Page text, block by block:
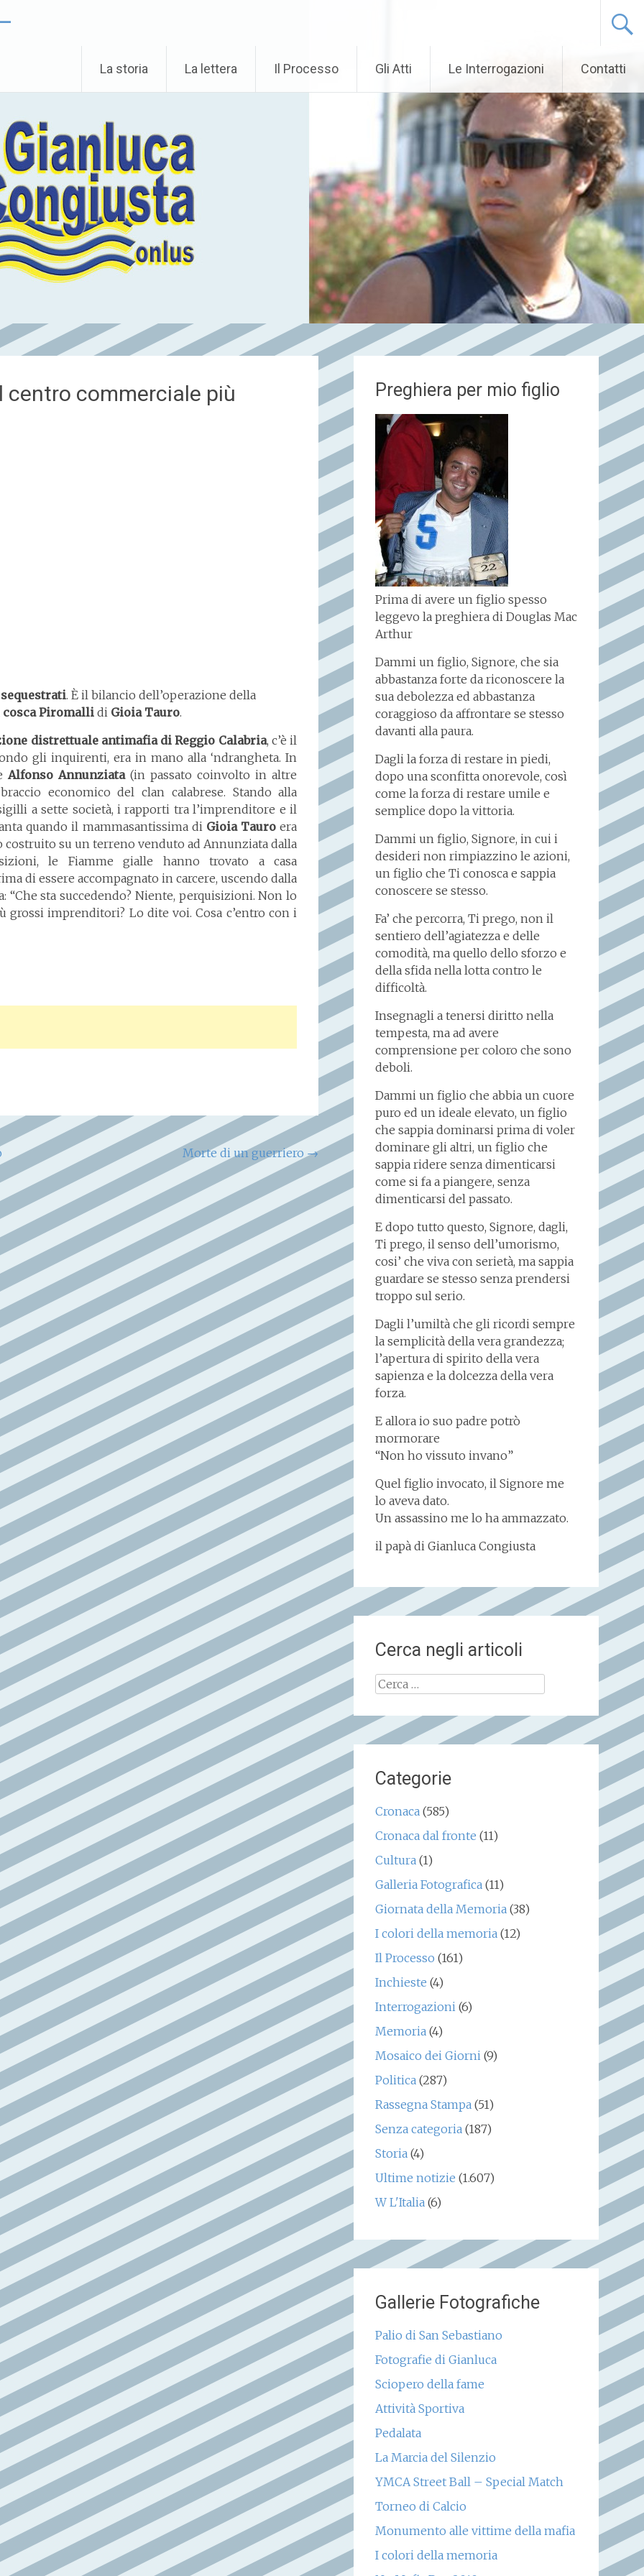
La storia La lettera Il Processo Gli Atti Le Interrogazioni Contatti
centro commerciale più
. È il bilancio dell’operazione della
cosca Piromalli di Gioia Tauro.
distrettuale antimafia di Reggio Calabria, c’è il
gli inquirenti, era in mano alla ‘ndrangheta. In
Alfonso Annunziata(in passato coinvolto in altre
economico del clan calabrese. Stando alla
a sette società, i rapporti tra l’imprenditore e il
quando il mammasantissima di Gioia Tauro era
costruito su un terreno venduto ad Annunziata dalla
le Fiamme gialle hanno trovato a casa
di essere accompagnato in carcere, uscendo dalla
sta succedendo? Niente, perquisizioni. Non lo
grossi imprenditori? Lo dite voi. Cosa c’entro con i
Morte di un guerriero→
Preghiera per mio figlio
Prima di avere un figlio spesso
leggevo la preghiera di Douglas Mac
Arthur
Dammi un figlio, Signore, che sia
abbastanza forte da riconoscere la
sua debolezza ed abbastanza
coraggioso da affrontare se stesso
davanti alla paura.
Dagli la forza di restare in piedi,
dopo una sconfitta onorevole, così
come la forza di restare umile e
semplice dopo la vittoria.
Dammi un figlio, Signore, in cui i
desideri non rimpiazzino le azioni,
un figlio che Ti conosca e sappia
conoscere se stesso.
Fa’ che percorra, Ti prego, non il
sentiero dell’agiatezza e delle
comodità, ma quello dello sforzo e
della sfida nella lotta contro le
difficoltà.
Insegnagli a tenersi diritto nella
tempesta, ma ad avere
comprensione per coloro che sono
deboli.
Dammi un figlio che abbia un cuore
puro ed un ideale elevato, un figlio
che sappia dominarsi prima di voler
dominare gli altri, un figlio che
sappia ridere senza dimenticarsi
come si fa a piangere, senza
dimenticarsi del passato.
E dopo tutto questo, Signore, dagli,
Ti prego, il senso dell’umorismo,
cosi’ che viva con serietà, ma sappia
guardare se stesso senza prendersi
troppo sul serio.
Dagli l’umiltà che gli ricordi sempre
la semplicità della vera grandezza;
l’apertura di spirito della vera
sapienza e la dolcezza della vera
forza.
E allora io suo padre potrò
mormorare
“Non ho vissuto invano”
Quel figlio invocato, il Signore me
lo aveva dato.
Un assassino me lo ha ammazzato.
il papà di Gianluca Congiusta
Cerca negli articoli
Ricerca
Categorie
Cronaca(585)
Cronaca dal fronte (11)
Cultura(1)
Galleria Fotografica(11)
Giornata della Memoria(38)
I colori della memoria(12)
Il Processo (161)
Inchieste (4)
Interrogazioni(6)
Memoria(4)
Mosaico dei Giorni(9)
Politica(287)
Rassegna Stampa(51)
Senza categoria(187)
Storia(4)
Ultime notizie (1.607)
W L'Italia(6)
Gallerie Fotografiche
Palio di San Sebastiano
Fotografie di Gianluca
Sciopero della fame
Attività Sportiva
Pedalata
La Marcia del Silenzio
YMCA Street Ball – Special Match
Torneo di Calcio
Monumento alle vittime della mafia
I colori della memoria